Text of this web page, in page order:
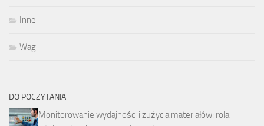
Inne
Wagi
DO POCZYTANIA
Monitorowanie wydajności i zużycia materiałów: rola